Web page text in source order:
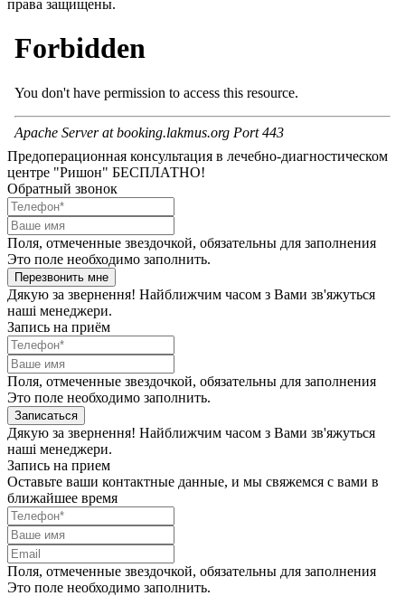
права защищены.
Предоперационная консультация в лечебно-диагностическом
центре "Ришон" БЕСПЛАТНО!
Обратный звонок
Поля, отмеченные звездочкой, обязательны для заполнения
Это поле необходимо заполнить.
Перезвонить мне
Дякую за звернення! Найближчим часом з Вами зв'яжуться
наші менеджери.
Запись на приём
Поля, отмеченные звездочкой, обязательны для заполнения
Это поле необходимо заполнить.
Записаться
Дякую за звернення! Найближчим часом з Вами зв'яжуться
наші менеджери.
Запись на прием
Оставьте ваши контактные данные, и мы свяжемся с вами в
ближайшее время
Поля, отмеченные звездочкой, обязательны для заполнения
Это поле необходимо заполнить.